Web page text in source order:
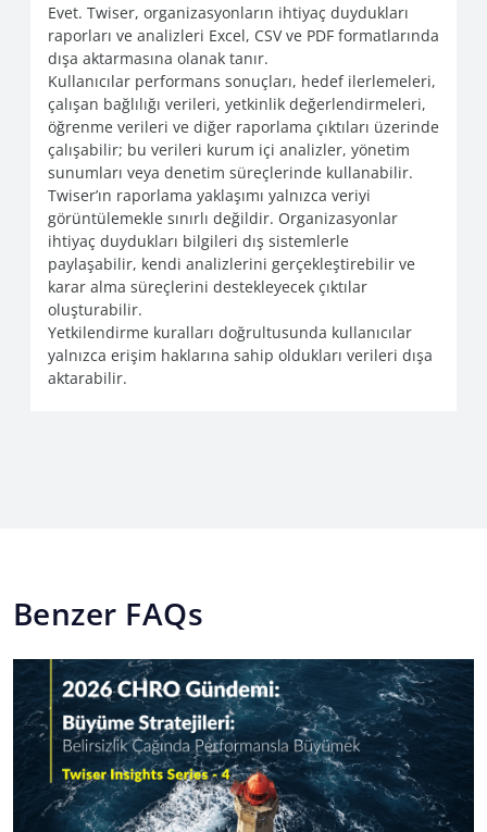
Evet. Twiser, organizasyonların ihtiyaç duydukları
raporları ve analizleri Excel, CSV ve PDF formatlarında
dışa aktarmasına olanak tanır.
Kullanıcılar performans sonuçları, hedef ilerlemeleri,
çalışan bağlılığı verileri, yetkinlik değerlendirmeleri,
öğrenme verileri ve diğer raporlama çıktıları üzerinde
çalışabilir; bu verileri kurum içi analizler, yönetim
sunumları veya denetim süreçlerinde kullanabilir.
Twiser’ın raporlama yaklaşımı yalnızca veriyi
görüntülemekle sınırlı değildir. Organizasyonlar
ihtiyaç duydukları bilgileri dış sistemlerle
paylaşabilir, kendi analizlerini gerçekleştirebilir ve
karar alma süreçlerini destekleyecek çıktılar
oluşturabilir.
Yetkilendirme kuralları doğrultusunda kullanıcılar
yalnızca erişim haklarına sahip oldukları verileri dışa
aktarabilir.
Benzer FAQs